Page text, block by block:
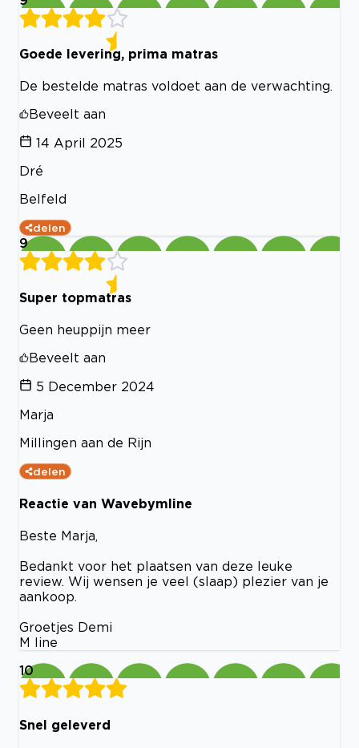
Goede levering, prima matras
De bestelde matras voldoet aan de verwachting.
Beveelt aan
14 April 2025
Dré
Belfeld
delen
9
Super topmatras
Geen heuppijn meer
Beveelt aan
5 December 2024
Marja
Millingen aan de Rijn
delen
Reactie van Wavebymline
Beste Marja,
Bedankt voor het plaatsen van deze leuke
review. Wij wensen je veel (slaap) plezier van je
aankoop.
Groetjes Demi
M line
10
Snel geleverd